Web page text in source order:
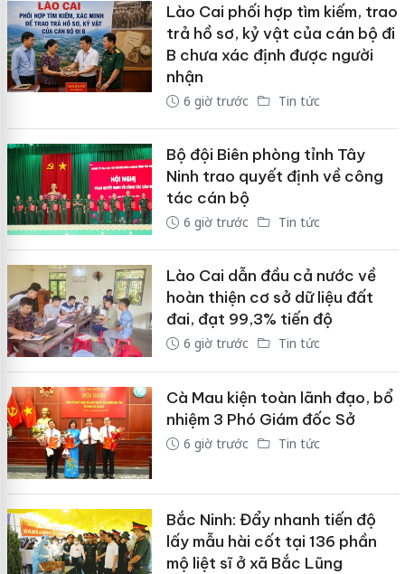
Lào Cai phối hợp tìm kiếm, trao
trả hồ sơ, kỷ vật của cán bộ đi
B chưa xác định được người
nhận
6 giờ trước Tin tức
Bộ đội Biên phòng tỉnh Tây
Ninh trao quyết định về công
tác cán bộ
6 giờ trước Tin tức
Lào Cai dẫn đầu cả nước về
hoàn thiện cơ sở dữ liệu đất
đai, đạt 99,3% tiến độ
6 giờ trước Tin tức
Cà Mau kiện toàn lãnh đạo, bổ
nhiệm 3 Phó Giám đốc Sở
6 giờ trước Tin tức
Bắc Ninh: Đẩy nhanh tiến độ
lấy mẫu hài cốt tại 136 phần
mộ liệt sĩ ở xã Bắc Lũng